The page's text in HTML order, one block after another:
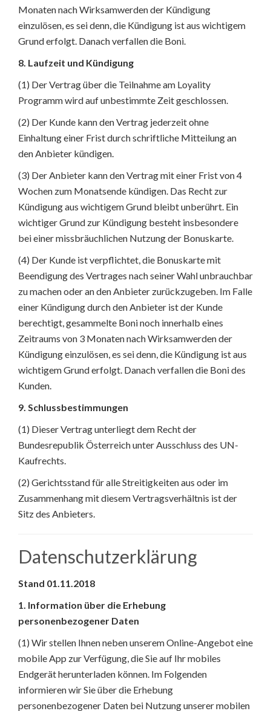
Monaten nach Wirksamwerden der Kündigung
einzulösen, es sei denn, die Kündigung ist aus wichtigem
Grund erfolgt. Danach verfallen die Boni.
8. Laufzeit und Kündigung
(1) Der Vertrag über die Teilnahme am Loyality
Programm wird auf unbestimmte Zeit geschlossen.
(2) Der Kunde kann den Vertrag jederzeit ohne
Einhaltung einer Frist durch schriftliche Mitteilung an
den Anbieter kündigen.
(3) Der Anbieter kann den Vertrag mit einer Frist von 4
Wochen zum Monatsende kündigen. Das Recht zur
Kündigung aus wichtigem Grund bleibt unberührt. Ein
wichtiger Grund zur Kündigung besteht insbesondere
bei einer missbräuchlichen Nutzung der Bonuskarte.
(4) Der Kunde ist verpflichtet, die Bonuskarte mit
Beendigung des Vertrages nach seiner Wahl unbrauchbar
zu machen oder an den Anbieter zurückzugeben. Im Falle
einer Kündigung durch den Anbieter ist der Kunde
berechtigt, gesammelte Boni noch innerhalb eines
Zeitraums von 3 Monaten nach Wirksamwerden der
Kündigung einzulösen, es sei denn, die Kündigung ist aus
wichtigem Grund erfolgt. Danach verfallen die Boni des
Kunden.
9. Schlussbestimmungen
(1) Dieser Vertrag unterliegt dem Recht der
Bundesrepublik Österreich unter Ausschluss des UN-
Kaufrechts.
(2) Gerichtsstand für alle Streitigkeiten aus oder im
Zusammenhang mit diesem Vertragsverhältnis ist der
Sitz des Anbieters.
Datenschutzerklärung
Stand 01.11.2018
1. Information über die Erhebung
personenbezogener Daten
(1) Wir stellen Ihnen neben unserem Online-Angebot eine
mobile App zur Verfügung, die Sie auf Ihr mobiles
Endgerät herunterladen können. Im Folgenden
informieren wir Sie über die Erhebung
personenbezogener Daten bei Nutzung unserer mobilen